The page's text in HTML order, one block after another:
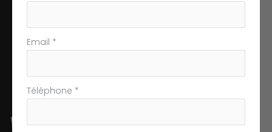
Email *
Téléphone *